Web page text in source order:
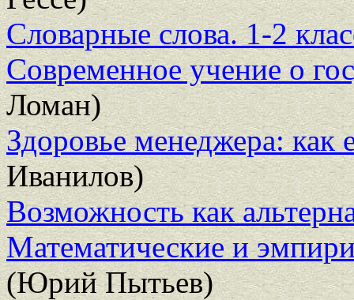
Словарные слова. 1-2
Современное учение о
Ломан)
Здоровье менеджера: как
Иванилов)
Возможность как
Математические и
(Юрий Пытьев)